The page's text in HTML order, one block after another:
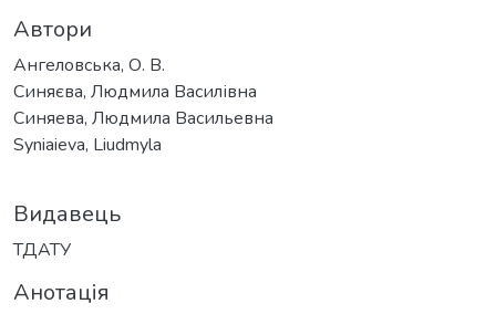
Автори
Ангеловська, О. В.
Синяєва, Людмила Василівна
Синяева, Людмила Васильевна
Syniaieva, Liudmyla
Видавець
ТДАТУ
Анотація